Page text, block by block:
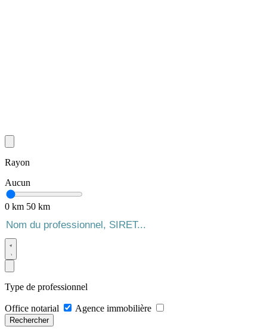
Rayon
Aucun
0 km 50 km
Type de professionnel
Office notarial Agence immobilière
Rechercher